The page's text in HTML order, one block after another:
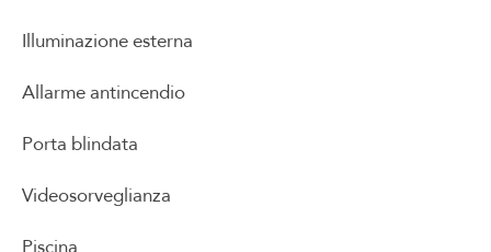
Illuminazione esterna
Allarme antincendio
Porta blindata
Videosorveglianza